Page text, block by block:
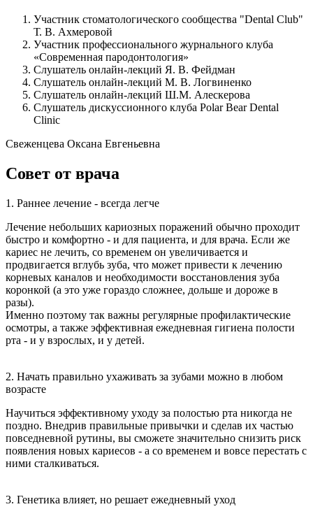
Участник стоматологического сообщества "Dental Club"
Т. В. Ахмеровой
Участник профессионального журнального клуба
«Современная пародонтология»
Слушатель онлайн-лекций Я. В. Фейдман
Слушатель онлайн-лекций М. В. Логвиненко
Слушатель онлайн-лекций Ш.М. Алескерова
Слушатель дискуссионного клуба Polar Bear Dental
Clinic
Свеженцева Оксана Евгеньевна
Совет от врача
1. Раннее лечение - всегда легче
Лечение небольших кариозных поражений обычно проходит
быстро и комфортно - и для пациента, и для врача. Если же
кариес не лечить, со временем он увеличивается и
продвигается вглубь зуба, что может привести к лечению
корневых каналов и необходимости восстановления зуба
коронкой (а это уже гораздо сложнее, дольше и дороже в
разы).
Именно поэтому так важны регулярные профилактические
осмотры, а также эффективная ежедневная гигиена полости
рта - и у взрослых, и у детей.
2. Начать правильно ухаживать за зубами можно в любом
возрасте
Научиться эффективному уходу за полостью рта никогда не
поздно. Внедрив правильные привычки и сделав их частью
повседневной рутины, вы сможете значительно снизить риск
появления новых кариесов - а со временем и вовсе перестать с
ними сталкиваться.
3. Генетика влияет, но решает ежедневный уход